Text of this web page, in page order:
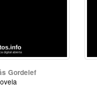
Gordeief